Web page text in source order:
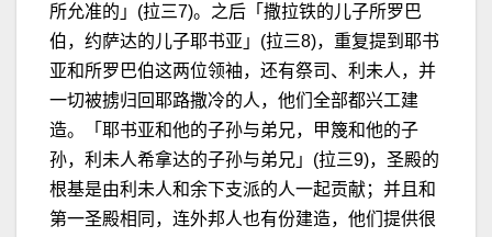
所允准的」(拉三7)。之后「撒拉铁的儿子所罗巴
伯，约萨达的儿子耶书亚」(拉三8)，重复提到耶书
亚和所罗巴伯这两位领袖，还有祭司、利未人，并
一切被掳归回耶路撒冷的人，他们全部都兴工建
造。「耶书亚和他的子孙与弟兄，甲篾和他的子
孙，利未人希拿达的子孙与弟兄」(拉三9)，圣殿的
根基是由利未人和余下支派的人一起贡献；并且和
第一圣殿相同，连外邦人也有份建造，他们提供很